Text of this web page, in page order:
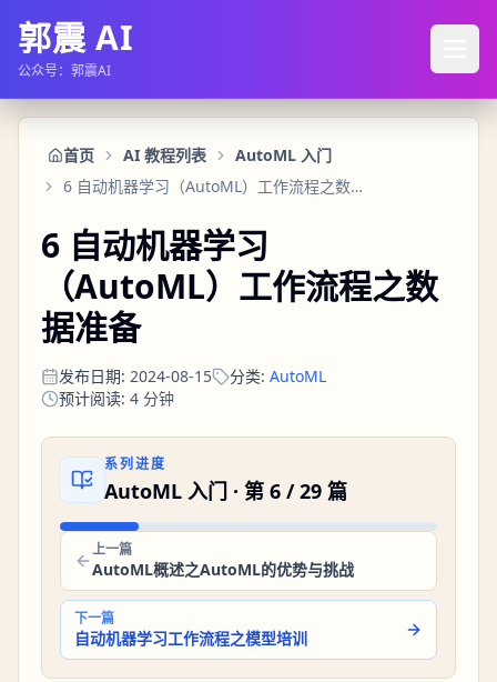
郭震 AI
公众号：郭震AI
首页 AI 教程列表
AutoML 入门
6 自动机器学习（AutoML）工作流程之数据准备
6 自动机器学习
（AutoML）工作流程之数
据准备
发布日期: 2024-08-15 分类: AutoML
预计阅读: 4 分钟
系列进度
AutoML 入门 · 第 6 /29 篇
上一篇
AutoML概述之AutoML的优势与挑战
下一篇
自动机器学习工作流程之模型培训